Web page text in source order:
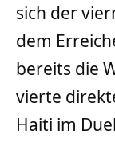
sich der
dem
bereits die
vierte
Haiti im